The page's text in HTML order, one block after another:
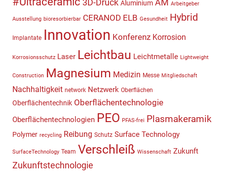
3D-Druck Aluminium AM Arbeitgeber
Ausstellung bioresorbierbar CERANOD ELB Gesundheit Hybrid
Implantate Innovation Konferenz Korrosion
Korrosionsschutz Laser Leichtbau Leichtmetalle Lightweight
Construction Magnesium Medizin Messe Mitgliedschaft
Nachhaltigkeit network Netzwerk Oberflächen
Oberflächentechnik Oberflächentechnologie
Oberflächentechnologien PEO PFAS-frei Plasmakeramik
Polymer recycling Reibung Schutz Surface Technology
SurfaceTechnology Team Verschleiß Wissenschaft Zukunft
Zukunftstechnologie